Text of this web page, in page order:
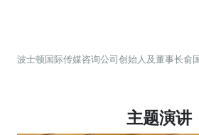
波士顿国际传媒咨询公司创始人及董事长俞
主题演讲